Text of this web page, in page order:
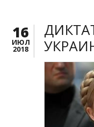
16
ИЮЛ
2018